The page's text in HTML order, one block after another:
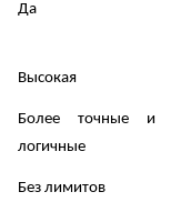
Да
Высокая
Более точные и
логичные
Без лимитов